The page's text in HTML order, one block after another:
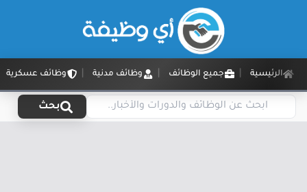
الرئيسية جميع الوظائف وظائف مدنية وظائف عسكرية
بحث